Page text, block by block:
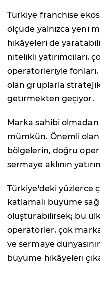
Türkiye franchise
ölçüde yalnızca yeni
hikâyeleri de
nitelikli yatırımcıları,
operatörleriyle
olan gruplarla
getirmekten geçiyor.
Marka sahibi
mümkün. Önemli
bölgelerin, doğru
sermaye aklının
Türkiye'deki yüzlerce
katlamalı büyüme
oluşturabilirsek; bu
operatörler, çok
ve sermaye
büyüme hikâyeleri